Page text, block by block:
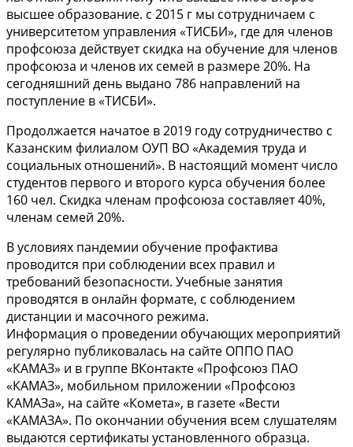
высшее образование. с 2015 г мы сотрудничаем с
университетом управления «ТИСБИ», где для членов
профсоюза действует скидка на обучение для членов
профсоюза и членов их семей в размере 20%. На
сегодняшний день выдано 786 направлений на
поступление в «ТИСБИ».
Продолжается начатое в 2019 году сотрудничество с
Казанским филиалом ОУП ВО «Академия труда и
социальных отношений». В настоящий момент число
студентов первого и второго курса обучения более
160 чел. Скидка членам профсоюза составляет 40%,
членам семей 20%.
В условиях пандемии обучение профактива
проводится при соблюдении всех правил и
требований безопасности. Учебные занятия
проводятся в онлайн формате, с соблюдением
дистанции и масочного режима.
Информация о проведении обучающих мероприятий
регулярно публиковалась на сайте ОППО ПАО
«КАМАЗ» и в группе ВКонтакте «Профсоюз ПАО
«КАМАЗ», мобильном приложении «Профсоюз
КАМАЗа», на сайте «Комета», в газете «Вести
«КАМАЗА». По окончании обучения всем слушателям
выдаются сертификаты установленного образца.